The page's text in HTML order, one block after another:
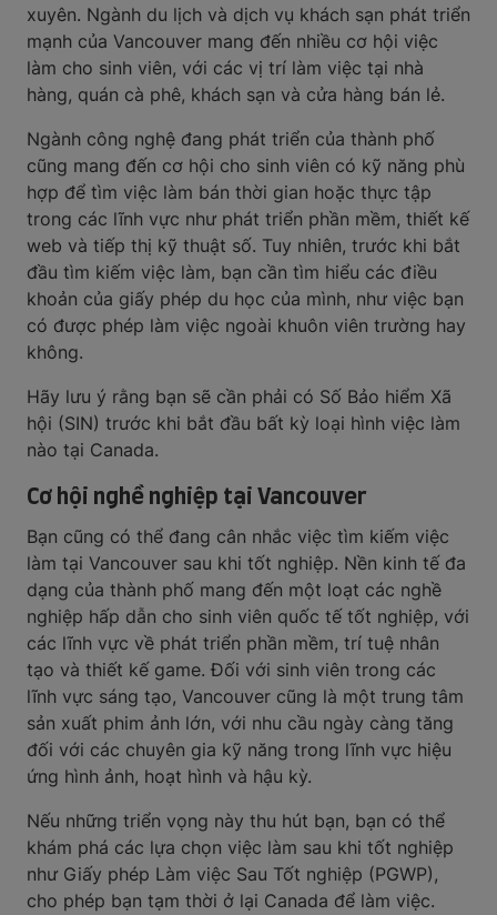
xuyên. Ngành du lịch và dịch vụ khách sạn phát triển
mạnh của Vancouver mang đến nhiều cơ hội việc
làm cho sinh viên, với các vị trí làm việc tại nhà
hàng, quán cà phê, khách sạn và cửa hàng bán lẻ.
Ngành công nghệ đang phát triển của thành phố
cũng mang đến cơ hội cho sinh viên có kỹ năng phù
hợp để tìm việc làm bán thời gian hoặc thực tập
trong các lĩnh vực như phát triển phần mềm, thiết kế
web và tiếp thị kỹ thuật số. Tuy nhiên, trước khi bắt
đầu tìm kiếm việc làm, bạn cần tìm hiểu các điều
khoản của giấy phép du học của mình, như việc bạn
có được phép làm việc ngoài khuôn viên trường hay
không.
Hãy lưu ý rằng bạn sẽ cần phải có Số Bảo hiểm Xã
hội (SIN) trước khi bắt đầu bất kỳ loại hình việc làm
nào tại Canada.
Cơ hội nghề nghiệp tại Vancouver
Bạn cũng có thể đang cân nhắc việc tìm kiếm việc
làm tại Vancouver sau khi tốt nghiệp. Nền kinh tế đa
dạng của thành phố mang đến một loạt các nghề
nghiệp hấp dẫn cho sinh viên quốc tế tốt nghiệp, với
các lĩnh vực về phát triển phần mềm, trí tuệ nhân
tạo và thiết kế game. Đối với sinh viên trong các
lĩnh vực sáng tạo, Vancouver cũng là một trung tâm
sản xuất phim ảnh lớn, với nhu cầu ngày càng tăng
đối với các chuyên gia kỹ năng trong lĩnh vực hiệu
ứng hình ảnh, hoạt hình và hậu kỳ.
Nếu những triển vọng này thu hút bạn, bạn có thể
khám phá các lựa chọn việc làm sau khi tốt nghiệp
như Giấy phép Làm việc Sau Tốt nghiệp (PGWP),
cho phép bạn tạm thời ở lại Canada để làm việc.